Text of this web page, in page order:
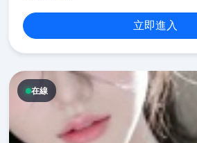
立即進入
在線